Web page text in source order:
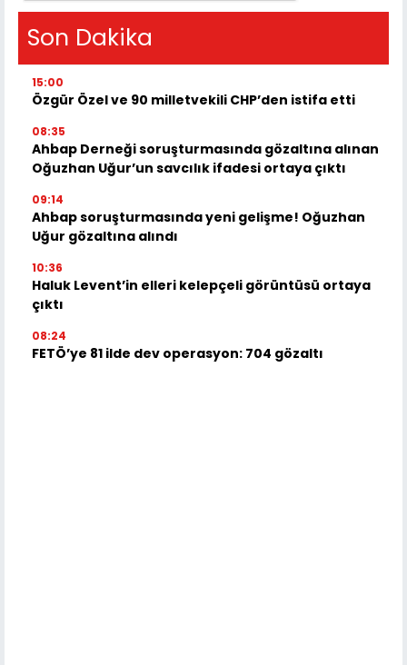
Son Dakika
15:00
Özgür Özel ve 90 milletvekili CHP’den istifa etti
08:35
Ahbap Derneği soruşturmasında gözaltına alınan
Oğuzhan Uğur’un savcılık ifadesi ortaya çıktı
09:14
Ahbap soruşturmasında yeni gelişme! Oğuzhan
Uğur gözaltına alındı
10:36
Haluk Levent’in elleri kelepçeli görüntüsü ortaya
çıktı
08:24
FETÖ’ye 81 ilde dev operasyon: 704 gözaltı